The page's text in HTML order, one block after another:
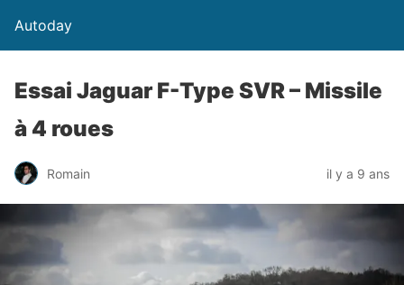
Autoday
Essai Jaguar F-Type SVR – Missile
à 4 roues
Romain il y a 9 ans